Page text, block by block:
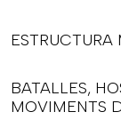
ESTRUCTURA
BATALLES,
MOVIMENTS